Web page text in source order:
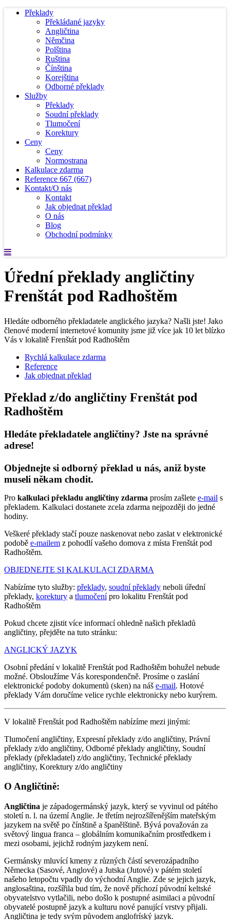
Překlady
Překládané jazyky
Angličtina
Němčina
Polština
Ruština
Čínština
Korejština
Odborné překlady
Služby
Překlady
Soudní překlady
Tlumočení
Korektury
Ceny
Ceny
Normostrana
Kalkulace zdarma
Reference 667 (667)
Kontakt/O nás
Kontakt
Jak objednat překlad
O nás
Blog
Obchodní podmínky
Úřední překlady angličtiny
Frenštát pod Radhoštěm
Hledáte odborného překladatele anglického jazyka? Našli jste! Jako
členové moderní internetové komunity jsme již více jak 10 let blízko
Vás v lokalitě Frenštát pod Radhoštěm
Rychlá kalkulace zdarma
Reference
Jak objednat překlad
Překlad z/do angličtiny Frenštát pod
Radhoštěm
Hledáte překladatele angličtiny? Jste na správné
adrese!
Objednejte si odborný překlad u nás, aniž byste
museli někam chodit.
Pro kalkulaci překladu angličtiny zdarma prosím zašlete e-mail s
překladem. Kalkulaci dostanete zcela zdarma nejpozději do jedné
hodiny.
Veškeré překlady stačí pouze naskenovat nebo zaslat v elektronické
podobě e-mailem z pohodlí vašeho domova z místa Frenštát pod
Radhoštěm.
OBJEDNEJTE SI KALKULACI ZDARMA
Nabízíme tyto služby: překlady, soudní překlady neboli úřední
překlady, korektury a tlumočenípro lokalitu Frenštát pod
Radhoštěm
Pokud chcete zjistit více informací ohledně našich překladů
angličtiny, přejděte na tuto stránku:
ANGLICKÝ JAZYK
Osobní předání v lokalitě Frenštát pod Radhoštěm bohužel nebude
možné. Obsloužíme Vás korespondenčně. Prosíme o zaslání
elektronické podoby dokumentů (sken) na náš e-mail. Hotové
překlady Vám doručíme velice rychle elektronicky nebo kurýrem.
V lokalitě Frenštát pod Radhoštěm nabízíme mezi jinými:
Tlumočení angličtiny, Expresní překlady z/do angličtiny, Právní
překlady z/do angličtiny, Odborné překlady angličtiny, Soudní
překlady (překladatel) z/do angličtiny, Technické překlady
angličtiny, Korektury z/do angličtiny
O Angličtině:
Angličtina je západogermánský jazyk, který se vyvinul od pátého
století n. l. na území Anglie. Je třetím nejrozšířenějším mateřským
jazykem na světě po čínštině a španělštině. Bývá považován za
světový lingua franca – globálním komunikačním prostředkem i
mezi osobami, jejichž rodným jazykem není.
Germánsky mluvící kmeny z různých částí severozápadního
Německa (Sasové, Anglové) a Jutska (Jutové) v pátém století
našeho letopočtu vpadly do východní Anglie. Zde se jejich jazyk,
anglosaština, rozšířila bud tím, že nově příchozí původní keltské
obyvatelstvo vytlačili, nebo došlo k postupné asimilaci a původní
obyvatelé postupně jazyk a kulturu nové panující vrstvy přijali.
Angličtina je tedy svým původem anglofríský jazyk.